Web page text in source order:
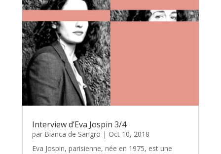
Interview d’Eva Jospin 3/4
par Bianca de Sangro | Oct 10, 2018
Eva Jospin, parisienne, née en 1975, est une